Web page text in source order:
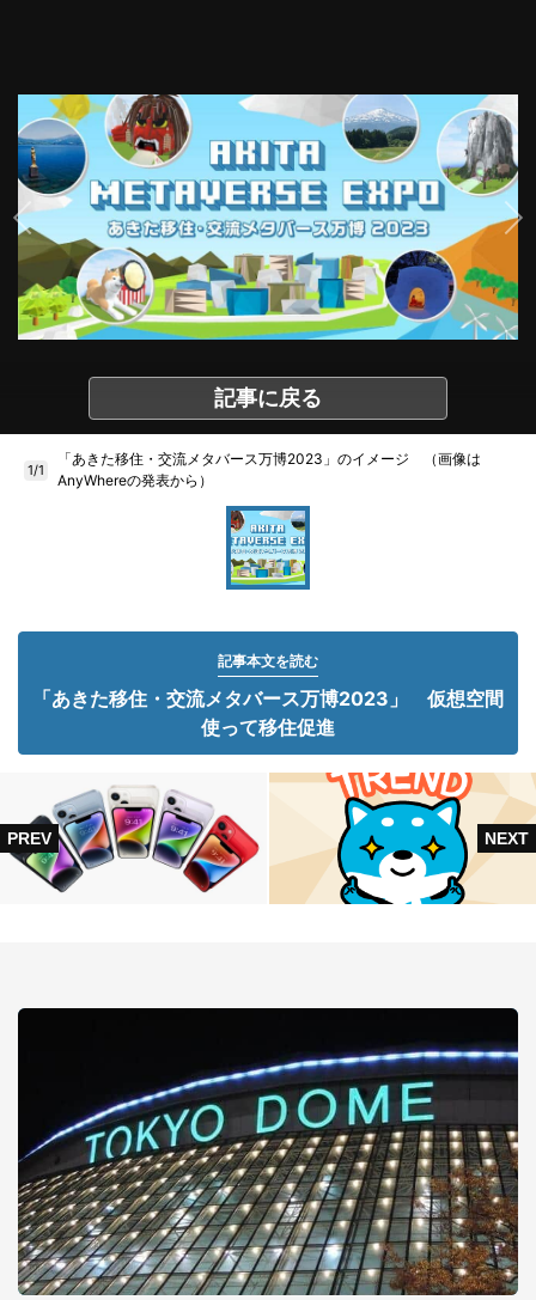
記事に戻る
1/1
「あきた移住・交流メタバース万博2023」のイメージ （画像は
AnyWhereの発表から）
記事本文を読む
「あきた移住・交流メタバース万博2023」 仮想空間
使って移住促進